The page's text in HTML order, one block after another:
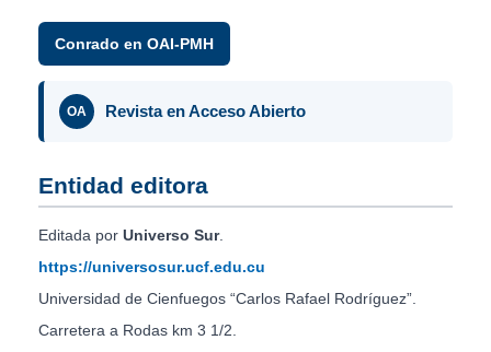
Conrado en OAI-PMH
OA Revista en Acceso Abierto
Entidad editora
Editada por Universo Sur.
https://universosur.ucf.edu.cu
Universidad de Cienfuegos “Carlos Rafael Rodríguez”.
Carretera a Rodas km 3 1/2.